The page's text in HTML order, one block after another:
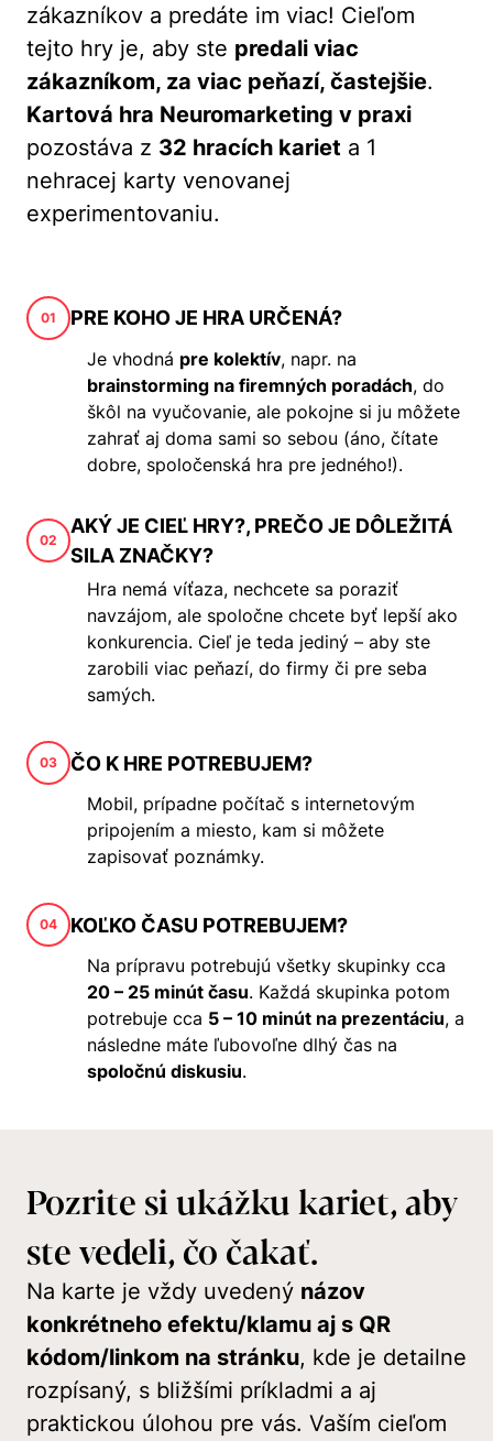
zákazníkov a predáte im viac! Cieľom
tejto hry je, aby ste predali viac
zákazníkom, za viac peňazí, častejšie.
Kartová hra Neuromarketing v praxi
pozostáva z 32 hracích kariet a 1
nehracej karty venovanej
experimentovaniu.
01 PRE KOHO JE HRA URČENÁ?
Je vhodná pre kolektív, napr. na
brainstorming na firemných poradách, do
škôl na vyučovanie, ale pokojne si ju môžete
zahrať aj doma sami so sebou (áno, čítate
dobre, spoločenská hra pre jedného!).
02
AKÝ JE CIEĽ HRY?, PREČO JE DÔLEŽITÁ
SILA ZNAČKY?
Hra nemá víťaza, nechcete sa poraziť
navzájom, ale spoločne chcete byť lepší ako
konkurencia. Cieľ je teda jediný – aby ste
zarobili viac peňazí, do firmy či pre seba
samých.
03 ČO K HRE POTREBUJEM?
Mobil, prípadne počítač s internetovým
pripojením a miesto, kam si môžete
zapisovať poznámky.
04 KOĽKO ČASU POTREBUJEM?
Na prípravu potrebujú všetky skupinky cca
20 – 25 minút času. Každá skupinka potom
potrebuje cca 5 – 10 minút na prezentáciu, a
následne máte ľubovoľne dlhý čas na
spoločnú diskusiu.
Pozrite si ukážku kariet, aby
ste vedeli, čo čakať.
Na karte je vždy uvedený názov
konkrétneho efektu/klamu aj s QR
kódom/linkom na stránku, kde je detailne
rozpísaný, s bližšími príkladmi a aj
praktickou úlohou pre vás. Vaším cieľom